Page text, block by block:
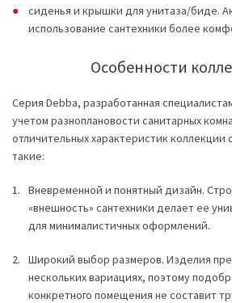
сиденья и крышки для унитаза/биде.
использование сантехники более
Особенности
Серия Debba, разработанная
учетом разноплановости санитарных
отличительных характеристик коллекции
такие:
Вневременной и понятный дизайн.
«внешность» сантехники делает ее
для минималистичных оформлений.
Широкий выбор размеров. Изделия
нескольких вариациях, поэтому
конкретного помещения не составит